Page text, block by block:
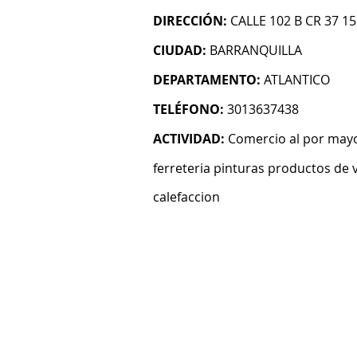
DIRECCIÓN: CALLE 102 B CR 37 15
CIUDAD: BARRANQUILLA
DEPARTAMENTO: ATLANTICO
TELÉFONO: 3013637438
ACTIVIDAD: Comercio al por
ferreteria pinturas productos de
calefaccion